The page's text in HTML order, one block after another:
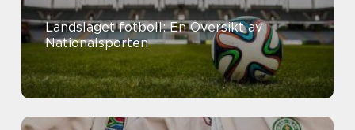
Landslaget fotboll: En Översikt av
Nationalsporten